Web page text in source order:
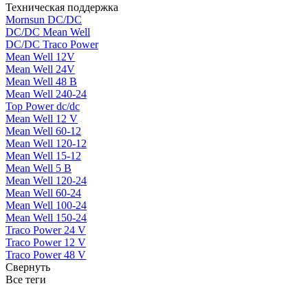
Техническая поддержка
Mornsun DC/DC
DC/DC Mean Well
DC/DC Traco Power
Mean Well 12V
Mean Well 24V
Mean Well 48 В
Mean Well 240-24
Top Power dc/dc
Mean Well 12 V
Mean Well 60-12
Mean Well 120-12
Mean Well 15-12
Mean Well 5 В
Mean Well 120-24
Mean Well 60-24
Mean Well 100-24
Mean Well 150-24
Traco Power 24 V
Traco Power 12 V
Traco Power 48 V
Свернуть
Все теги